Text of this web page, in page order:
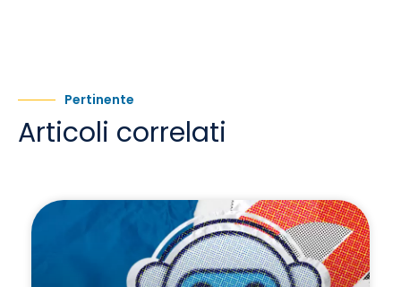
Pertinente
Articoli correlati